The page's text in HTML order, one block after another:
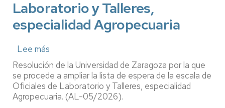
Biomédica.
Servicio
-
SAI
Laboratorio y Talleres,
especialidad Agropecuaria
Lee más
AL-
05/2026.
Ampliación
listas
Resolución de la Universidad de Zaragoza por la que
se procede a ampliar la lista de espera de la escala de
Oficiales de Laboratorio y Talleres, especialidad
Agropecuaria. (AL-05/2026).